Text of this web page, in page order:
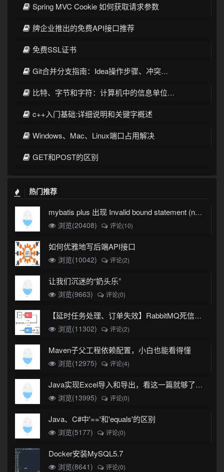
Spring MVC Cookie 如何获取请求参数
牌企业推出的免费API接口推荐
免费SSL证书
Git合并分支指南：Idea操作步骤、冲突解决和最佳实践
比特、字节和字符：计算机中的信息单位和数据表示
c++入门基础:详细说明和关键字概述
Windows、Mac、Linux端口占用解决
GET和POST的区别
热门推荐
mybatis plus 出现 Invalid bound statement (not found)
浏览(20408)
评论(10)
如何优雅地写后端API接口
浏览(10042) 评论(2)
让我们沉迷的“奶头乐”
浏览(9663) 评论(0)
【延时任务处理、订单失效】RabbitMQ死信队列实现
浏览(11302)
评论(2)
Maven子父工程依赖配置，小白也能看得懂
浏览(12975) 评论(4)
Java实现Excel导入和导出，看这一篇就够了(珍藏版)
浏览(13995)
评论(0)
Java、C#中'=='和'equals'的区别
浏览(5177) 评论(0)
Docker安装MySQL5.7
浏览(8641) 评论(0)